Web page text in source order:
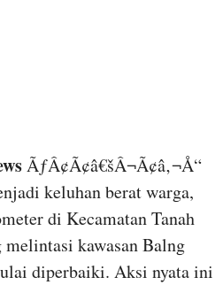
ÃƒÂ¢Ã¢â€šÂ¬Ã¢â‚¬Å“
keluhan berat warga,
di Kecamatan Tanah
kawasan Balng
diperbaiki. Aksi nyata ini